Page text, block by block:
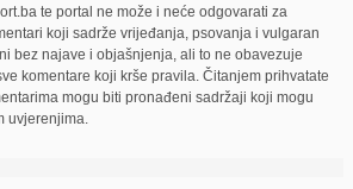
te portal ne može i neće odgovarati za
koji sadrže vrijeđanja, psovanja i vulgaran
bez najave i objašnjenja, ali to ne obavezuje
komentare koji krše pravila. Čitanjem prihvatate
mogu biti pronađeni sadržaji koji mogu
uvjerenjima.